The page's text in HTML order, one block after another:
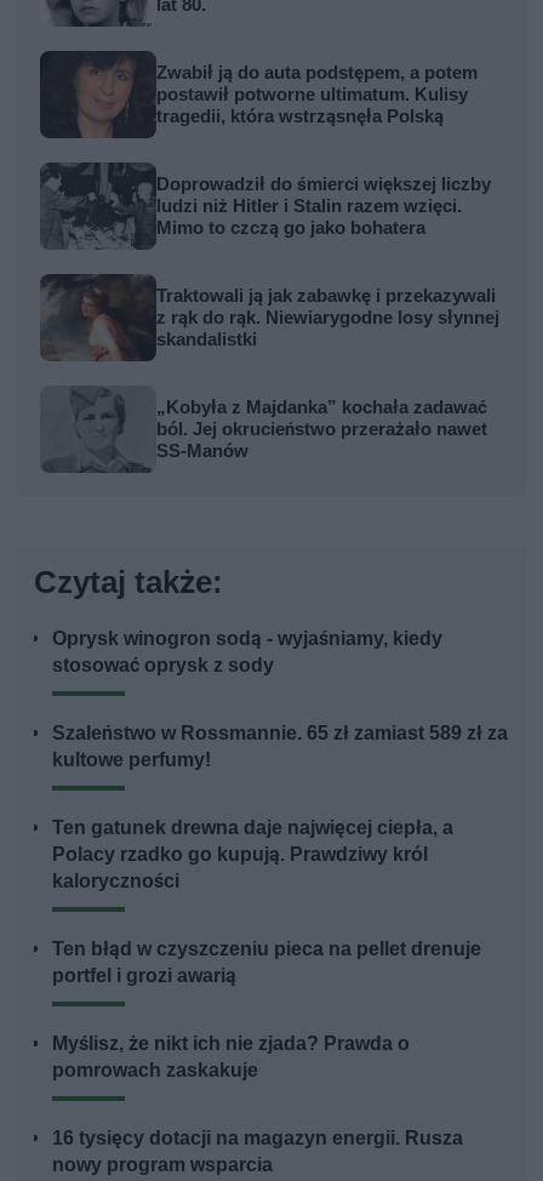
lat 80.
Zwabił ją do auta podstępem, a potem
postawił potworne ultimatum. Kulisy
tragedii, która wstrząsnęła Polską
Doprowadził do śmierci większej liczby
ludzi niż Hitler i Stalin razem wzięci.
Mimo to czczą go jako bohatera
Traktowali ją jak zabawkę i przekazywali
z rąk do rąk. Niewiarygodne losy słynnej
skandalistki
„Kobyła z Majdanka” kochała zadawać
ból. Jej okrucieństwo przerażało nawet
SS-Manów
Czytaj także:
Oprysk winogron sodą - wyjaśniamy, kiedy
stosować oprysk z sody
Szaleństwo w Rossmannie. 65 zł zamiast 589 zł za
kultowe perfumy!
Ten gatunek drewna daje najwięcej ciepła, a
Polacy rzadko go kupują. Prawdziwy król
kaloryczności
Ten błąd w czyszczeniu pieca na pellet drenuje
portfel i grozi awarią
Myślisz, że nikt ich nie zjada? Prawda o
pomrowach zaskakuje
16 tysięcy dotacji na magazyn energii. Rusza
nowy program wsparcia